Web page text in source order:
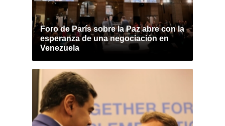
Foro de París sobre la Paz abre con la
esperanza de una negociación en
Venezuela